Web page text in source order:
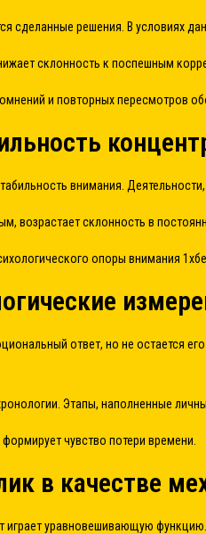
сделанные решения. В условиях
склонность к поспешным
и повторных пересмотров
внимания.
возрастает склонность в
опоры внимания
ответ, но не остается
Этапы, наполненные
чувство потери времени.
в качестве
играет уравновешивающую